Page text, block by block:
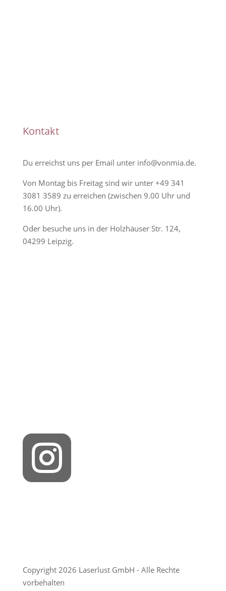
Kontakt
Du erreichst uns per Email unter info@vonmia.de.
Von Montag bis Freitag sind wir unter +49 341
3081 3589 zu erreichen (zwischen 9.00 Uhr und
16.00 Uhr).
Oder besuche uns in der Holzhäuser Str. 124,
04299 Leipzig.

Copyright 2026 Laserlust GmbH - Alle Rechte
vorbehalten